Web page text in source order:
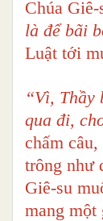
Chúa
là để bãi
Luật tới
“Vì, Thầy
qua đi,
chấm
trông như
Giê-su
mang một